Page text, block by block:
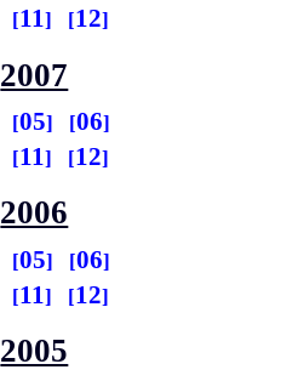
11 12
2007
05
06
11 12
2006
05
06
11 12
2005